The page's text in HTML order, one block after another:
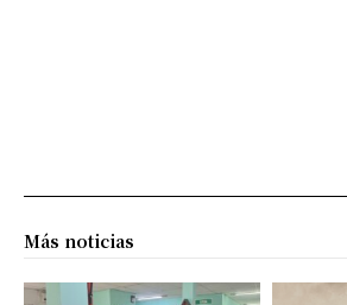
Más noticias